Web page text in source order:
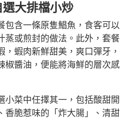
大排檔小炒
包含一條原隻鯧魚，食客可以
蒸或煎封的做法。此外，套餐
，蝦肉新鮮甜美，爽口彈牙，
椒醬油，便能將海鮮的層次感
小菜中任擇其一，包括酸甜開
香脆惹味的「炸大腸」、清甜